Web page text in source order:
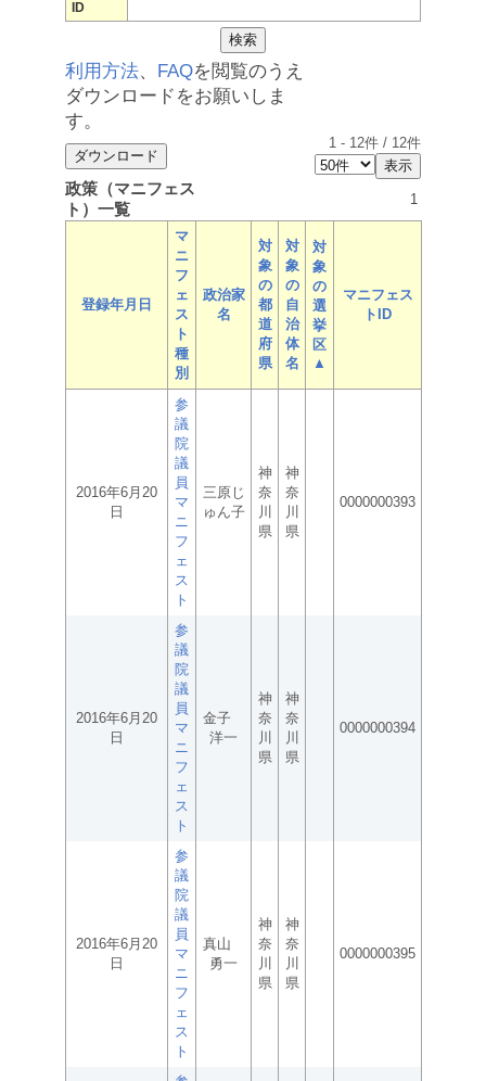
ID
利用方法、 FAQを閲覧のうえ
ダウンロードをお願いしま
す。
1 - 12件 / 12件
政策（マニフェス
ト）一覧
1
登録年月日
マ
ニ
フ
ェ
ス
ト
種
別
政治家
名
対
象
の
都
道
府
県
対
象
の
自
治
体
名
対
象
の
選
挙
区
▲
マニフェス
トID
2016年6月20
日
参
議
院
議
員
マ
ニ
フ
ェ
ス
ト
三原じ
ゅん子
神
奈
川
県
神
奈
川
県
0000000393
2016年6月20
日
参
議
院
議
員
マ
ニ
フ
ェ
ス
ト
金子
洋一
神
奈
川
県
神
奈
川
県
0000000394
2016年6月20
日
参
議
院
議
員
マ
ニ
フ
ェ
ス
ト
真山
勇一
神
奈
川
県
神
奈
川
県
0000000395